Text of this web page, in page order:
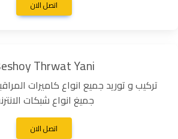
اتصل الان
Beshoy Thrwat Yani
تركيب و توريد جميع انواع كاميرات
جميغ انواع شبكات الانترنت
اتصل الان